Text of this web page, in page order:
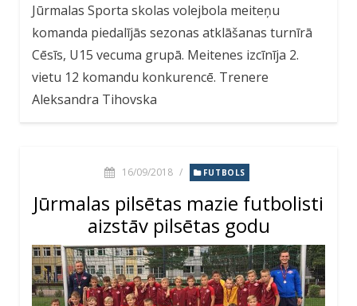
Jūrmalas Sporta skolas volejbola meiteņu
komanda piedalījās sezonas atklāšanas turnīrā
Cēsīs, U15 vecuma grupā. Meitenes izcīnīja 2.
vietu 12 komandu konkurencē. Trenere
Aleksandra Tihovska
16/09/2018 / FUTBOLS
Jūrmalas pilsētas mazie futbolisti
aizstāv pilsētas godu